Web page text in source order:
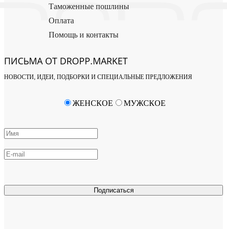
Таможенные пошлины
Оплата
Помощь и контакты
ПИСЬМА ОТ DROPP.MARKET
НОВОСТИ, ИДЕИ, ПОДБОРКИ И СПЕЦИАЛЬНЫЕ ПРЕДЛОЖЕНИЯ
Подписаться
ЖЕНСКОЕ МУЖСКОЕ